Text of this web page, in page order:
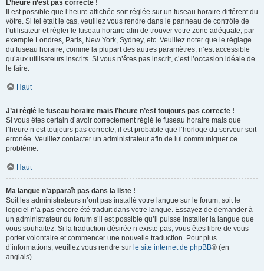
L’heure n’est pas correcte !
Il est possible que l’heure affichée soit réglée sur un fuseau horaire différent du
vôtre. Si tel était le cas, veuillez vous rendre dans le panneau de contrôle de
l’utilisateur et régler le fuseau horaire afin de trouver votre zone adéquate, par
exemple Londres, Paris, New York, Sydney, etc. Veuillez noter que le réglage
du fuseau horaire, comme la plupart des autres paramètres, n’est accessible
qu’aux utilisateurs inscrits. Si vous n’êtes pas inscrit, c’est l’occasion idéale de
le faire.
Haut
J’ai réglé le fuseau horaire mais l’heure n’est toujours pas correcte !
Si vous êtes certain d’avoir correctement réglé le fuseau horaire mais que
l’heure n’est toujours pas correcte, il est probable que l’horloge du serveur soit
erronée. Veuillez contacter un administrateur afin de lui communiquer ce
problème.
Haut
Ma langue n’apparaît pas dans la liste !
Soit les administrateurs n’ont pas installé votre langue sur le forum, soit le
logiciel n’a pas encore été traduit dans votre langue. Essayez de demander à
un administrateur du forum s’il est possible qu’il puisse installer la langue que
vous souhaitez. Si la traduction désirée n’existe pas, vous êtes libre de vous
porter volontaire et commencer une nouvelle traduction. Pour plus
d’informations, veuillez vous rendre sur le site internet de phpBB® (en
anglais).